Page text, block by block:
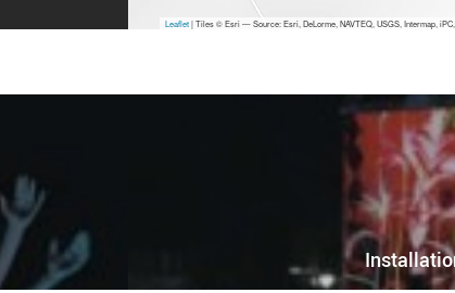
Leaflet| Tiles © Esri — Source: Esri, DeLorme, NAVTEQ, USGS, Intermap,